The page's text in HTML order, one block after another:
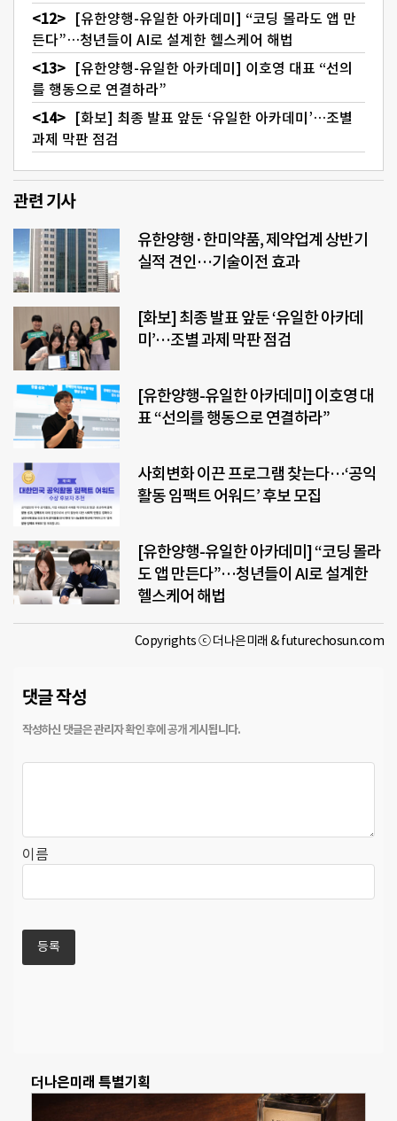
[유한양행-유일한 아카데미] “코딩 몰라도 앱 만
든다”…청년들이 AI로 설계한 헬스케어 해법
[유한양행-유일한 아카데미] 이호영 대표 “선의
를 행동으로 연결하라”
[화보] 최종 발표 앞둔 ‘유일한 아카데미’…조별
과제 막판 점검
관련 기사
유한양행·한미약품, 제약업계 상반기
실적 견인…기술이전 효과
[화보] 최종 발표 앞둔 ‘유일한 아카데
미’…조별 과제 막판 점검
[유한양행-유일한 아카데미] 이호영 대
표 “선의를 행동으로 연결하라”
사회변화 이끈 프로그램 찾는다…‘공익
활동 임팩트 어워드’ 후보 모집
[유한양행-유일한 아카데미] “코딩 몰라
도 앱 만든다”…청년들이 AI로 설계한
헬스케어 해법
Copyrights ⓒ 더나은미래 & futurechosun.com
댓글 작성
이름
더나은미래 특별기획